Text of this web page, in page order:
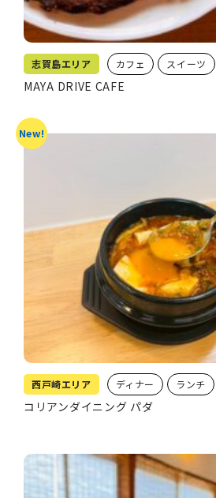
志賀島エリア カフェ スイーツ
MAYA DRIVE CAFE
西戸崎エリア ディナー ランチ
コリアンダイニング パダ
New!